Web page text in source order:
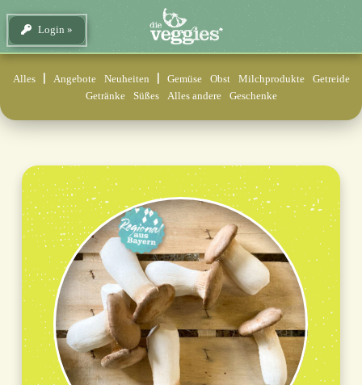
Login
Alles Angebote Neuheiten Gemüse Obst Milchprodukte
Getreide
Getränke
Süßes Alles andere Geschenke